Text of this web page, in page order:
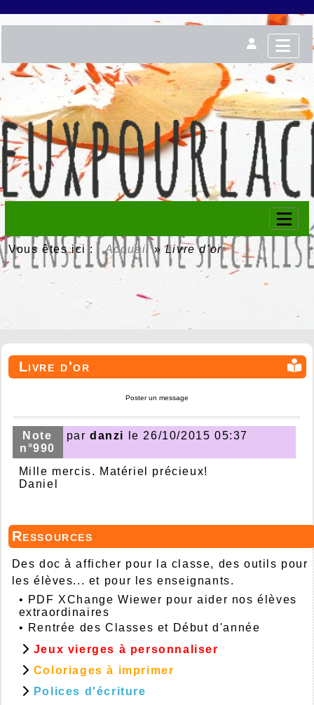
Vous êtes ici :Accueil»Livre d'or
Livre d'or
Poster un message
Note
n°990
par danzi le 26/10/2015 05:37
Mille mercis. Matériel précieux!
Daniel
Ressources
Des doc à afficher pour la classe, des outils pour
les élèves... et pour les enseignants.
• PDF XChange Wiewer pour aider nos élèves
extraordinaires
• Rentrée des Classes et Début d'année
Jeux vierges à personnaliser
Coloriages à imprimer
Polices d'écriture